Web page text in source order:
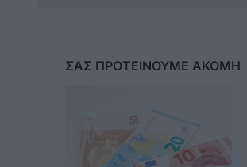
ΣΑΣ ΠΡΟΤΕΙΝΟΥΜΕ ΑΚΟΜΗ